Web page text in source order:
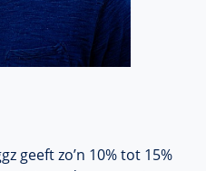
geeft zo’n 10% tot 15%